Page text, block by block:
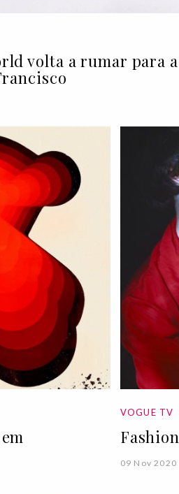
volta a rumar para
VOGUE TV
09 Nov 2020